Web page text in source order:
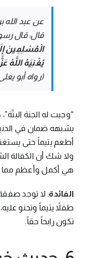
عن عبد الله
قال: قال
الْمُسْلِمِينَ
يُغْنِيَهُ اللَّهُ
(رواه أبو
“وجبت له الجنة
يشبهه ضمان في
أطعم يتيماً حتى
ولا شك أن الكفالة
هي أكمل وأعظم مما
الفائدة: لا توجد
طفلاً يتيماً وتحنو
تكون رابحاً حقاً.